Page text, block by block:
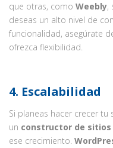
que otras, como Weebly,
deseas un alto nivel de
funcionalidad, asegúrate
ofrezca flexibilidad.
4. Escalabilidad
Si planeas hacer crecer
un constructor de sitios
ese crecimiento.